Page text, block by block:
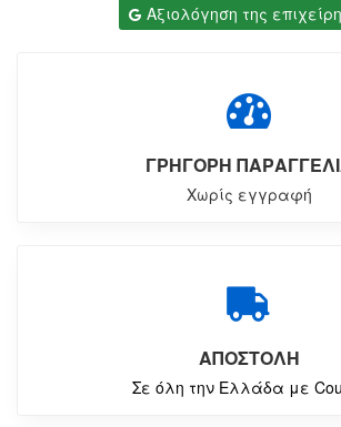
Αξιολόγηση της
ΓΡΗΓΟΡΗ
Χωρίς εγγραφή
ΑΠΟΣΤΟΛΗ
Σε όλη την Ελλάδα με